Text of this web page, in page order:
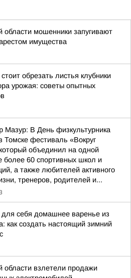
области мошенники запугивают
имущества
обрезать листья клубники
урожая: советы опытных
Мазур: В День физкультурника
Томске фестиваль «Вокруг
объединил на одной
более 60 спортивных школ и
а также любителей активного
тренеров, родителей и...
для себя домашнее варенье из
как создать настоящий зимний
области взлетели продажи